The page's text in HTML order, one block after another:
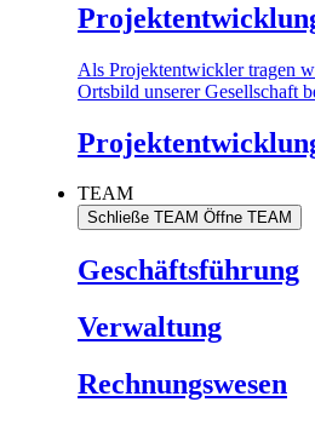
Als Projektentwickler tragen
Ortsbild unserer Gesellschaft
TEAM
Schließe TEAM Öffne TEAM
Geschäftsführung
Verwaltung
Rechnungswesen